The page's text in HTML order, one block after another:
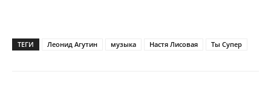
ТЕГИ Леонид Агутин музыка Настя Лисовая Ты Супер